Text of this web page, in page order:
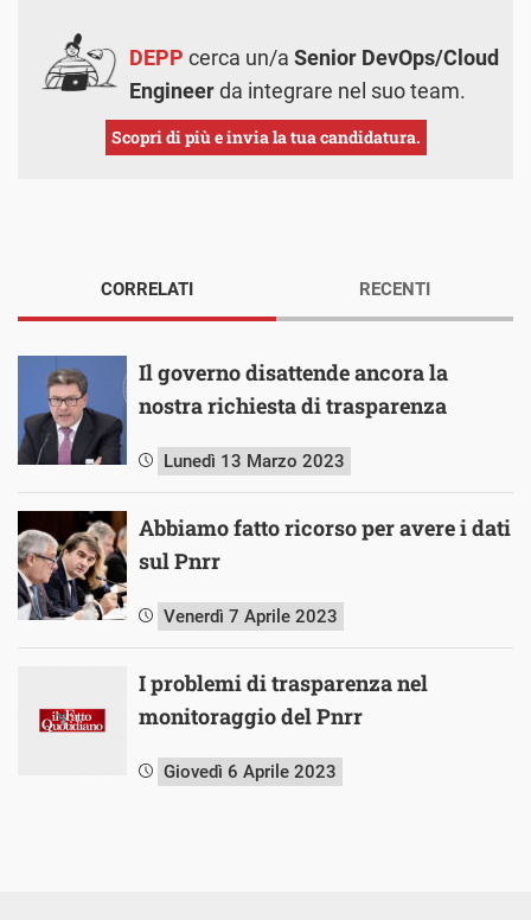
DEPP cerca un/a Senior DevOps/Cloud
Engineerda integrare nel suo team.
Scopri di più e invia la tua candidatura.
CORRELATI
Il governo disattende ancora la
nostra richiesta di trasparenza
Lunedì 13 Marzo 2023
Abbiamo fatto ricorso per avere i dati
sul Pnrr
Venerdì 7 Aprile 2023
I problemi di trasparenza nel
monitoraggio del Pnrr
Giovedì 6 Aprile 2023
RECENTI